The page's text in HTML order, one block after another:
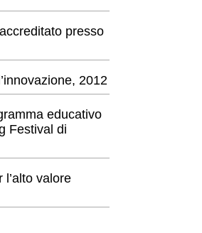
presso
2012
educativo
Festival di
l’alto valore